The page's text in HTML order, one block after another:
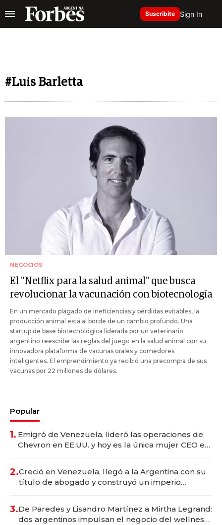
Suscribite Sign In
#Luis Barletta
NEGOCIOS
El "Netflix para la salud animal" que busca
revolucionar la vacunación con biotecnología
En un mercado plagado de ineficiencias y pérdidas evitables, la
producción animal está al borde de un cambio profundo. Una
startup de base biotecnológica liderada por un veterinario
argentino reescribe las reglas del juego en la salud animal con su
innovadora plataforma de vacunas orales y comedores
inteligentes. El emprendimiento ya recibió una precompra de sus
vacunas por 22 millones de dólares.
Popular
1. Emigró de Venezuela, lideró las operaciones de
Chevron en EE.UU. y hoy es la única mujer CEO en
2.Creció en Venezuela, llegó a la Argentina con su
título de abogado y construyó un imperio
3.De Paredes y Lisandro Martínez a Mirtha Legrand:
dos argentinos impulsan el negocio del wellness